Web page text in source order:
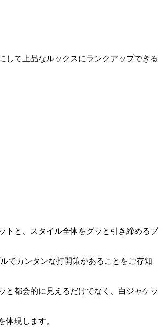
して上品なルックスにランクアップできる
トと、スタイル全体をグッと引き締めるブ
でカンタンな打開策があることをご存知
と都会的に見えるだけでなく、白ジャケッ
体現します。